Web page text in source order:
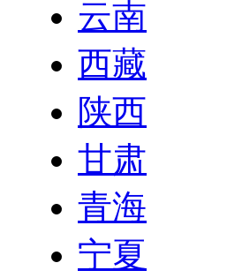
云南
西藏
陕西
甘肃
青海
宁夏